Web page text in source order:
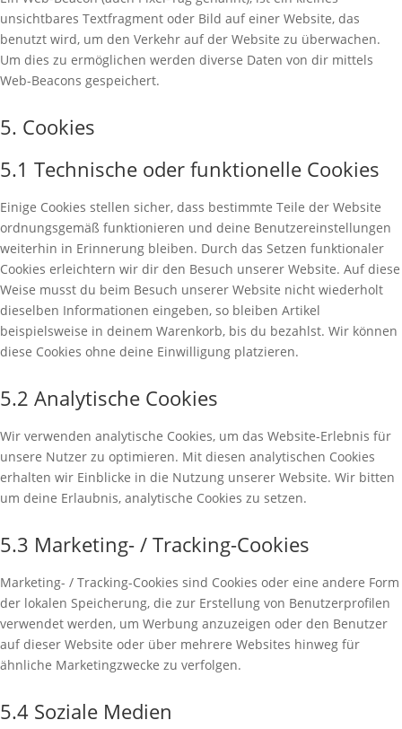
unsichtbares Textfragment oder Bild auf einer Website, das
benutzt wird, um den Verkehr auf der Website zu überwachen.
Um dies zu ermöglichen werden diverse Daten von dir mittels
Web-Beacons gespeichert.
5. Cookies
5.1 Technische oder funktionelle Cookies
Einige Cookies stellen sicher, dass bestimmte Teile der Website
ordnungsgemäß funktionieren und deine Benutzereinstellungen
weiterhin in Erinnerung bleiben. Durch das Setzen funktionaler
Cookies erleichtern wir dir den Besuch unserer Website. Auf diese
Weise musst du beim Besuch unserer Website nicht wiederholt
dieselben Informationen eingeben, so bleiben Artikel
beispielsweise in deinem Warenkorb, bis du bezahlst. Wir können
diese Cookies ohne deine Einwilligung platzieren.
5.2 Analytische Cookies
Wir verwenden analytische Cookies, um das Website-Erlebnis für
unsere Nutzer zu optimieren. Mit diesen analytischen Cookies
erhalten wir Einblicke in die Nutzung unserer Website. Wir bitten
um deine Erlaubnis, analytische Cookies zu setzen.
5.3 Marketing- / Tracking-Cookies
Marketing- / Tracking-Cookies sind Cookies oder eine andere Form
der lokalen Speicherung, die zur Erstellung von Benutzerprofilen
verwendet werden, um Werbung anzuzeigen oder den Benutzer
auf dieser Website oder über mehrere Websites hinweg für
ähnliche Marketingzwecke zu verfolgen.
5.4 Soziale Medien